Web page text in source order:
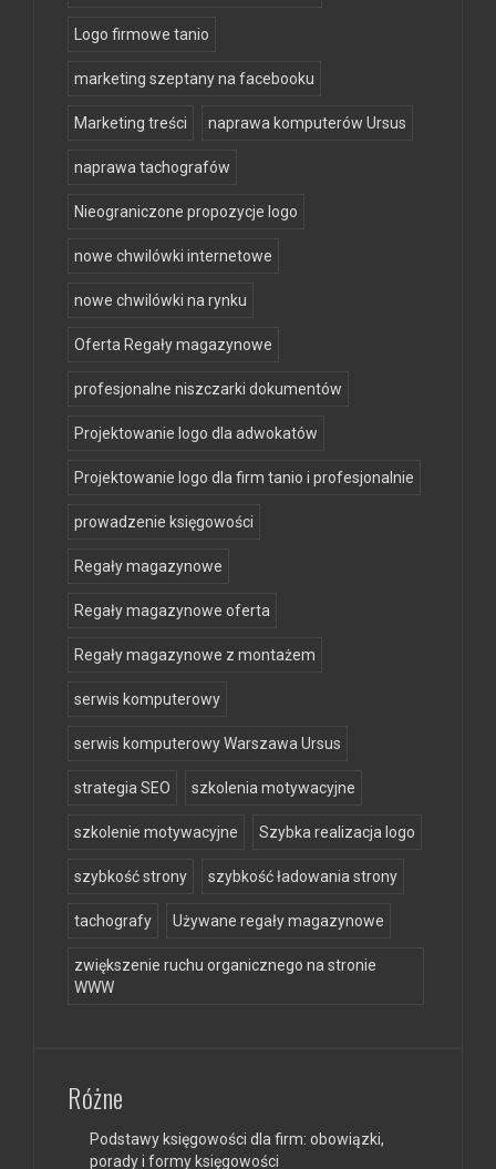
Logo firmowe tanio
marketing szeptany na facebooku
Marketing treści naprawa komputerów Ursus
naprawa tachografów
Nieograniczone propozycje logo
nowe chwilówki internetowe
nowe chwilówki na rynku
Oferta Regały magazynowe
profesjonalne niszczarki dokumentów
Projektowanie logo dla adwokatów
Projektowanie logo dla firm tanio i profesjonalnie
prowadzenie księgowości
Regały magazynowe
Regały magazynowe oferta
Regały magazynowe z montażem
serwis komputerowy
serwis komputerowy Warszawa Ursus
strategia SEO szkolenia motywacyjne
szkolenie motywacyjne Szybka realizacja logo
szybkość strony szybkość ładowania strony
tachografy Używane regały magazynowe
zwiększenie ruchu organicznego na stronie
WWW
Różne
Podstawy księgowości dla firm: obowiązki,
porady i formy księgowości